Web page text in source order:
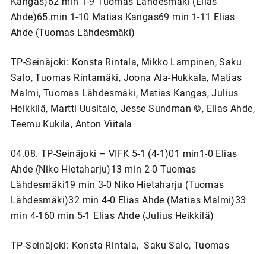
Ahde)65.min 1-10 Matias Kangas69 min 1-11 Elias
Ahde (Tuomas Lähdesmäki)
TP-Seinäjoki: Konsta Rintala, Mikko Lampinen, Saku
Salo, Tuomas Rintamäki, Joona Ala-Hukkala, Matias
Malmi, Tuomas Lähdesmäki, Matias Kangas, Julius
Heikkilä, Martti Uusitalo, Jesse Sundman ©, Elias Ahde,
Teemu Kukila, Anton Viitala
04.08. TP-Seinäjoki – VIFK 5-1 (4-1)01 min1-0 Elias
Ahde (Niko Hietaharju)13 min 2-0 Tuomas
Lähdesmäki19 min 3-0 Niko Hietaharju (Tuomas
Lähdesmäki)32 min 4-0 Elias Ahde (Matias Malmi)33
min 4-160 min 5-1 Elias Ahde (Julius Heikkilä)
TP-Seinäjoki: Konsta Rintala, Saku Salo, Tuomas